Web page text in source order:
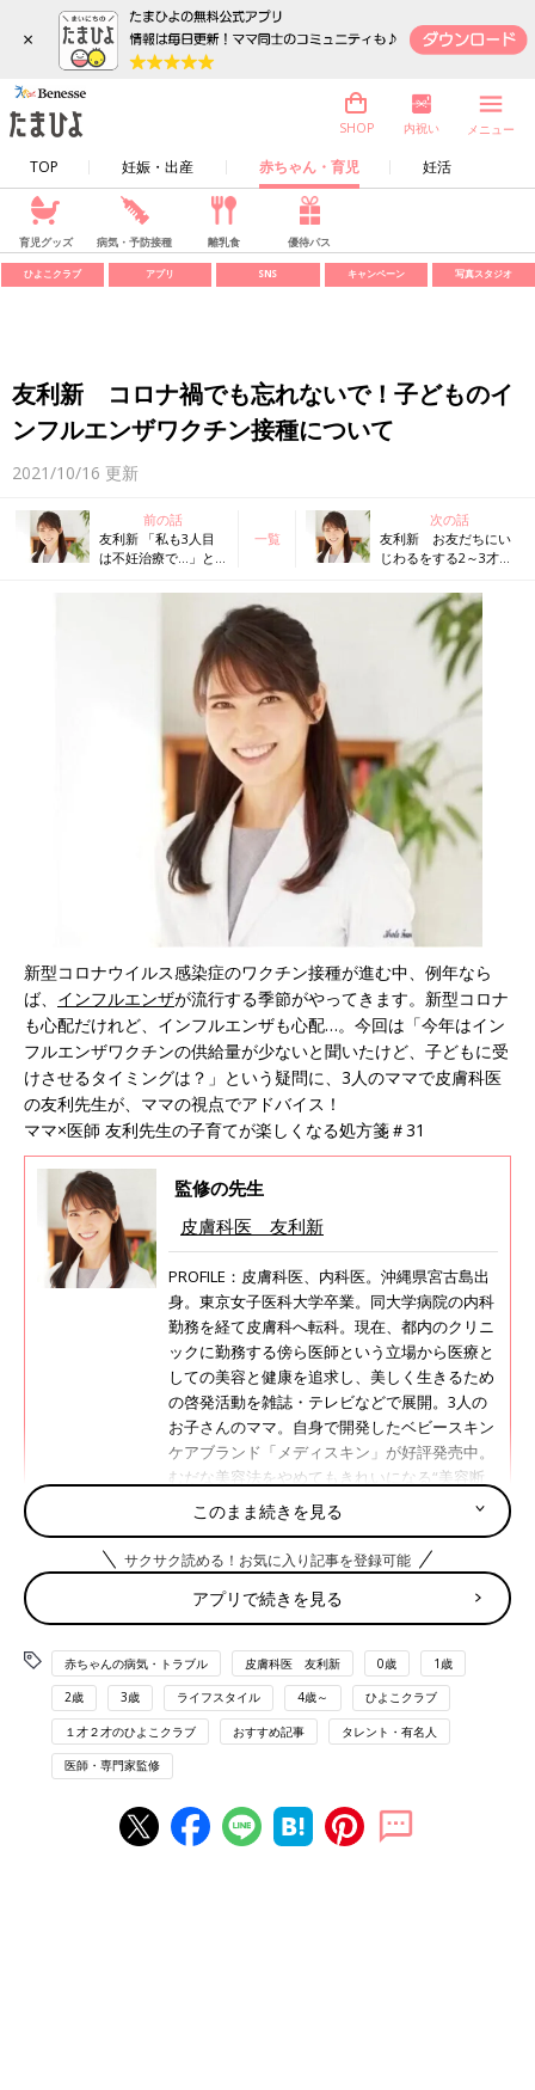
×
TOP 妊娠・出産 赤ちゃん・育児 妊活
SHOP 内祝い メニュー
育児グッズ 病気・予防接種 離乳食 優待パス
ひよこクラブ アプリ SNS キャンペーン 写真スタジオ
友利新 コロナ禍でも忘れないで！子どものイ
ンフルエンザワクチン接種について
2021/10/16 更新
前の話
友利新 「私も3人目
は不妊治療で…」と2
ママにアドバイス
一覧
次の話
友利新 お友だちにい
じわるをする2～3才児
新型コロナウイルス感染症のワクチン接種が進む中、例年なら
ば、 インフルエンザが流行する季節がやってきます。新型コロナ
も心配だけれど、インフルエンザも心配…。今回は「今年はイン
フルエンザワクチンの供給量が少ないと聞いたけど、子どもに受
けさせるタイミングは？」という疑問に、3人のママで皮膚科医
の友利先生が、ママの視点でアドバイス！
ママ×医師 友利先生の子育てが楽しくなる処方箋＃31
監修の先生
皮膚科医 友利新
PROFILE：皮膚科医、内科医。沖縄県宮古島出
身。東京女子医科大学卒業。同大学病院の内科
勤務を経て皮膚科へ転科。現在、都内のクリニ
ックに勤務する傍ら医師という立場から医療と
しての美容と健康を追求し、美しく生きるため
の啓発活動を雑誌・テレビなどで展開。3人の
お子さんのママ。自身で開発したベビースキン
ケアブランド「メディスキン」が好評発売中。
むだな美容法をやめてもきれいになる“美容断
活”の著書『やめる美容』（光文社）が発売
インスタ：@aratatomori
twitter： @ArataTomori
アメブロ：友利新のビューティー診療室
YouTube：友利新 / 医師「内科・皮膚科」
友利新 「私も3人目は不妊治療で…」と2
かなか授からない…。不妊治療を始めようか…
と悩むファミリーも少なくないといいます。今
このまま続きを見る
サクサク読める！お気に入り記事を登録可能
アプリで続きを見る
赤ちゃんの病気・トラブル 皮膚科医 友利新 0歳 1歳
2歳 3歳 ライフスタイル 4歳～ ひよこクラブ
１才２才のひよこクラブ おすすめ記事 タレント・有名人
医師・専門家監修